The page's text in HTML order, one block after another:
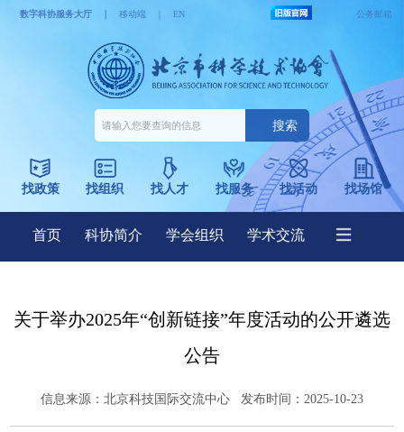
关于举办2025年“创新链接”年度活动的公开遴选
公告
信息来源： 北京科技国际交流中心 发布时间：2025-10-23